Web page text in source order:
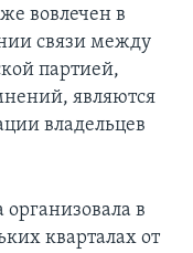
вовлечен в
связи между
партией,
являются
владельцев
в
кварталах от